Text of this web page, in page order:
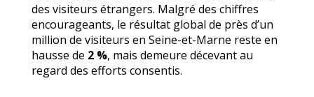
des visiteurs étrangers. Malgré des chiffres
encourageants, le résultat global de près d’un
million de visiteurs en Seine-et-Marne reste en
hausse de 2 %, mais demeure décevant au
regard des efforts consentis.